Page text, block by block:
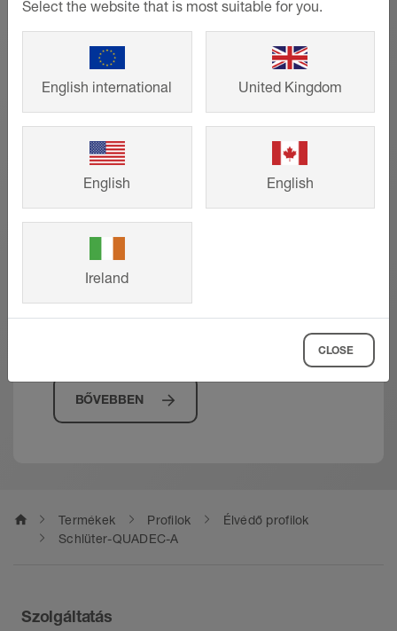
Referenciák
Schlüter-Systems intelligens megoldásai
esztétikus megjelenést és hosszú
élettartamot garantálnak. Merítsen ihletet
BŐVEBBEN
home Termékek Profilok
Élvédő profilok
Schlüter-QUADEC-A
Szolgáltatás
Select the website that is most suitable for you.
English international United Kingdom
English English
Ireland
CLOSE